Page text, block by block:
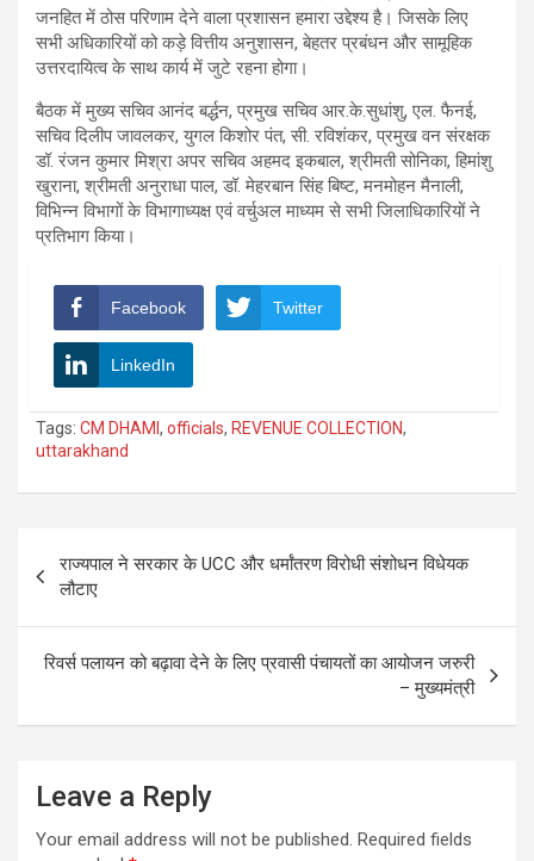
जनहित में ठोस परिणाम देने वाला प्रशासन हमारा उद्देश्य है। जिसके लिए
सभी अधिकारियों को कड़े वित्तीय अनुशासन, बेहतर प्रबंधन और सामूहिक
उत्तरदायित्व के साथ कार्य में जुटे रहना होगा।
बैठक में मुख्य सचिव आनंद बर्द्धन, प्रमुख सचिव आर.के.सुधांशु, एल. फैनई,
सचिव दिलीप जावलकर, युगल किशोर पंत, सी. रविशंकर, प्रमुख वन संरक्षक
डॉ. रंजन कुमार मिश्रा अपर सचिव अहमद इकबाल, श्रीमती सोनिका, हिमांशु
खुराना, श्रीमती अनुराधा पाल, डॉ. मेहरबान सिंह बिष्ट, मनमोहन मैनाली,
विभिन्न विभागों के विभागाध्यक्ष एवं वर्चुअल माध्यम से सभी जिलाधिकारियों ने
प्रतिभाग किया।
Facebook Twitter
LinkedIn
Tags: CM DHAMI , officials, REVENUE COLLECTION,
uttarakhand
navigation
राज्यपाल ने सरकार के UCC और धर्मांतरण विरोधी संशोधन विधेयक
लौटाए
रिवर्स पलायन को बढ़ावा देने के लिए प्रवासी पंचायतों का आयोजन जरुरी
– मुख्यमंत्री
Leave a Reply
Your email address will not be published. Required fields